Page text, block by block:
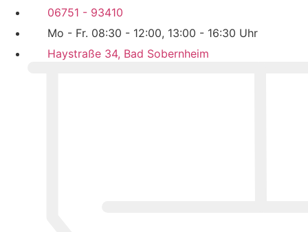
06751 - 93410
Mo - Fr. 08:30 - 12:00, 13:00 - 16:30 Uhr
Haystraße 34, Bad Sobernheim